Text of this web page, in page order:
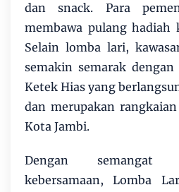
dan snack. Para
membawa pulang hadiah
Selain lomba lari,
semakin semarak
Ketek Hias yang
dan merupakan
Kota Jambi.
Dengan semangat
kebersamaan, Lomba